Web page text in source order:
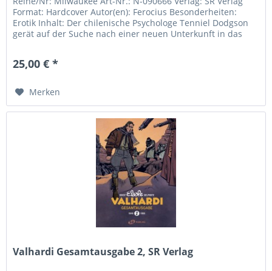
Format: Hardcover Autor(en): Ferocius Besonderheiten:
Erotik Inhalt: Der chilenische Psychologe Tenniel Dodgson
gerät auf der Suche nach einer neuen Unterkunft in das
25,00 € *
Merken
Valhardi Gesamtausgabe 2, SR Verlag